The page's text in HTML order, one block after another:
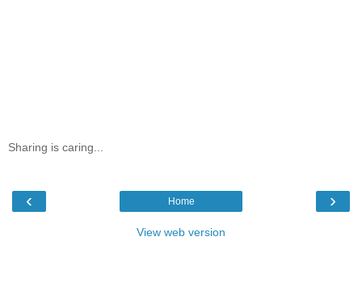
Sharing is caring...
‹ ›
Home
View web version